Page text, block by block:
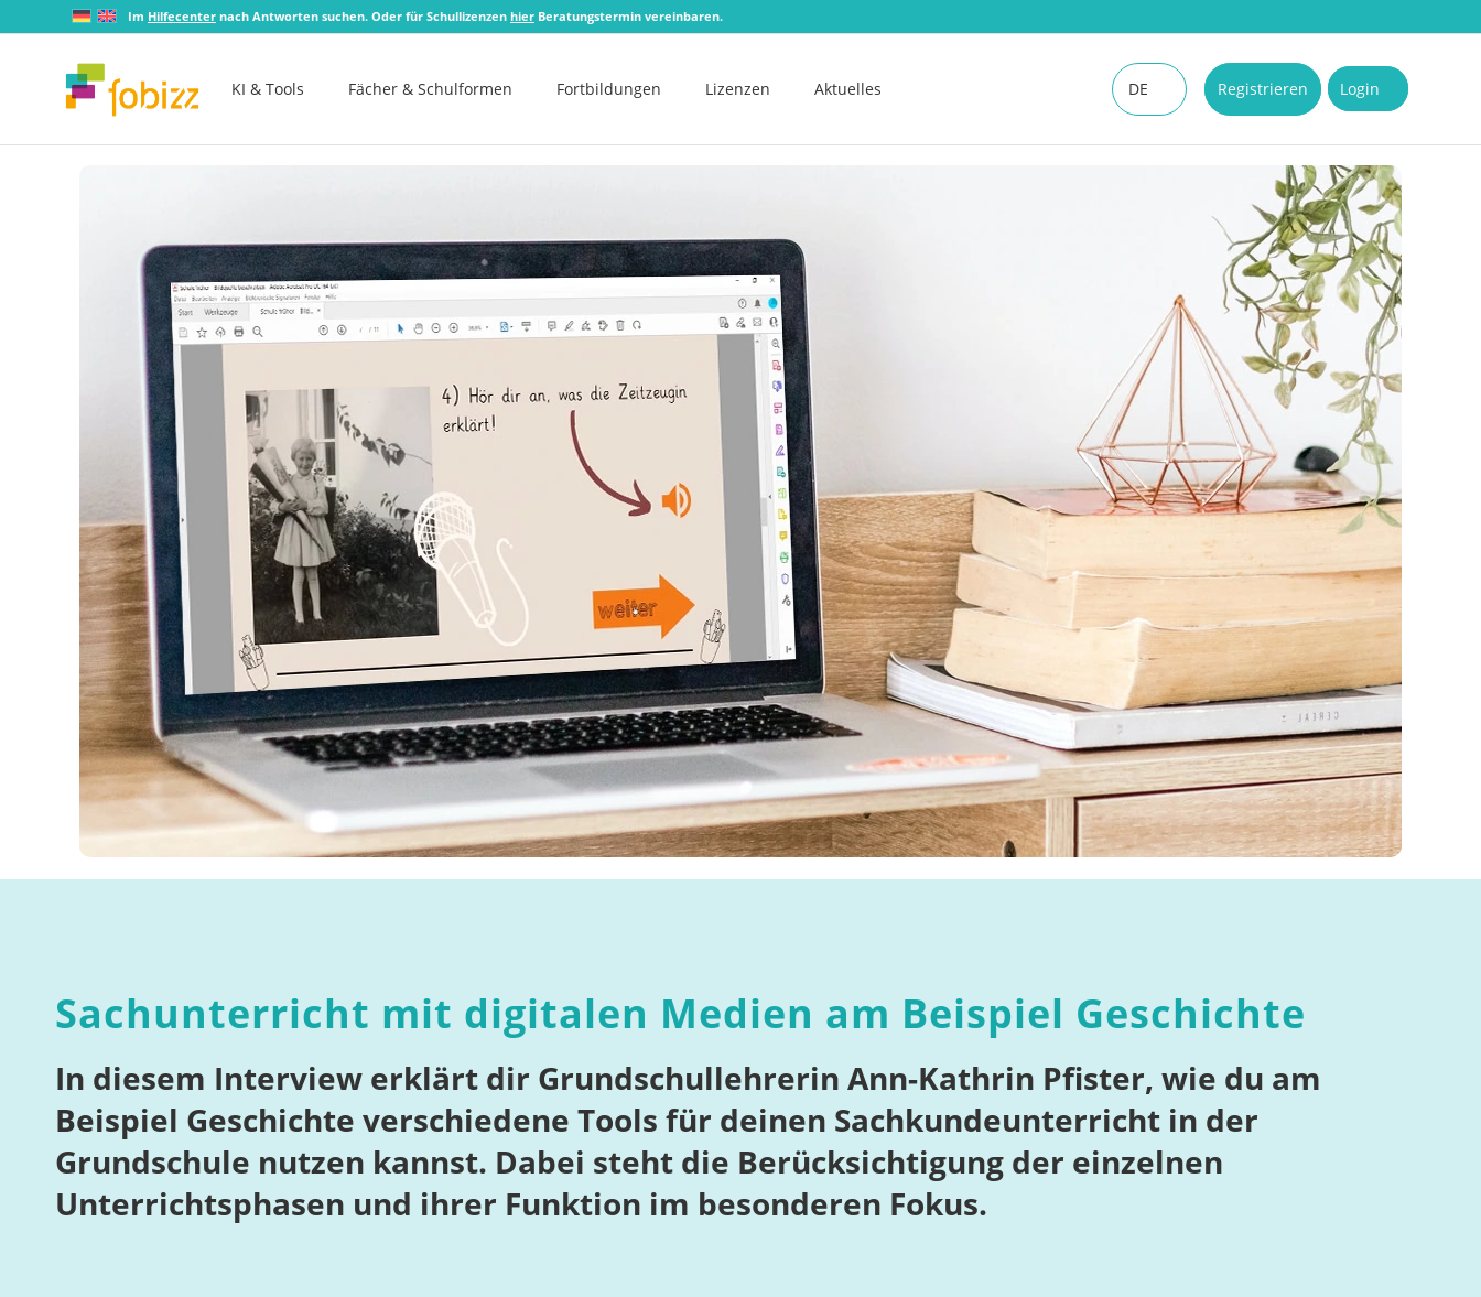
Im Hilfecenter nach Antworten suchen. Oder für Schullizenzen hier Beratungstermin vereinbaren.
KI & Tools Fächer & Schulformen Fortbildungen Lizenzen Aktuelles Registrieren Login
DE
Sachunterricht mit digitalen Medien am Beispiel Geschichte
In diesem Interview erklärt dir Grundschullehrerin Ann-Kathrin Pfister, wie du am
Beispiel Geschichte verschiedene Tools für deinen Sachkundeunterricht in der
Grundschule nutzen kannst. Dabei steht die Berücksichtigung der einzelnen
Unterrichtsphasen und ihrer Funktion im besonderen Fokus.